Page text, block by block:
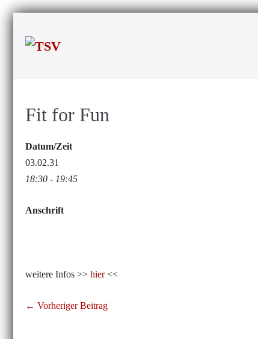
Zum
Fit for Fun
Datum/Zeit
03.02.31
18:30 - 19:45
Anschrift
weitere Infos >> hier<<
Beitragsnavigation
← Vorheriger Beitrag